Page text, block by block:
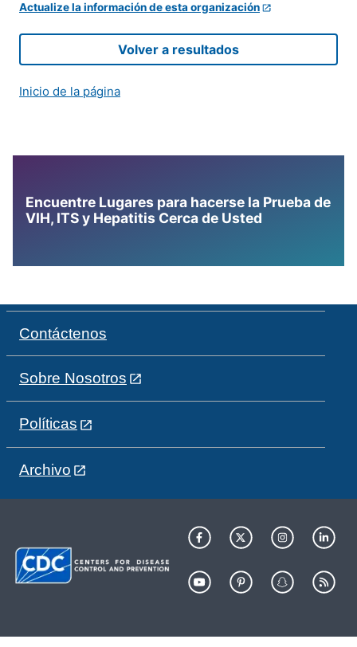
Actualize la información de esta organización
Volver a resultados
Inicio de la página
Encuentre Lugares para hacerse la Prueba de
VIH, ITS y Hepatitis Cerca de Usted
Contáctenos
Sobre Nosotros
Políticas
Archivo